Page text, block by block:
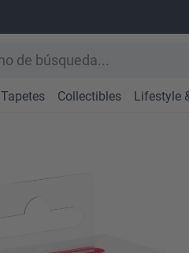
Tapetes Collectibles Lifestyle